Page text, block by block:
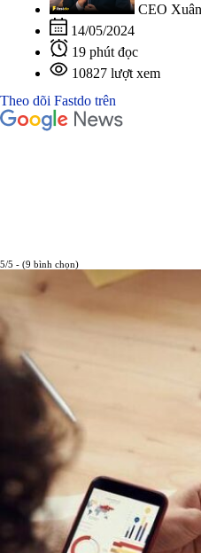
CEO
14/05/2024
19 phút đọc
10827 lượt xem
Theo dõi Fastdo trên
5/5 - (9 bình chọn)